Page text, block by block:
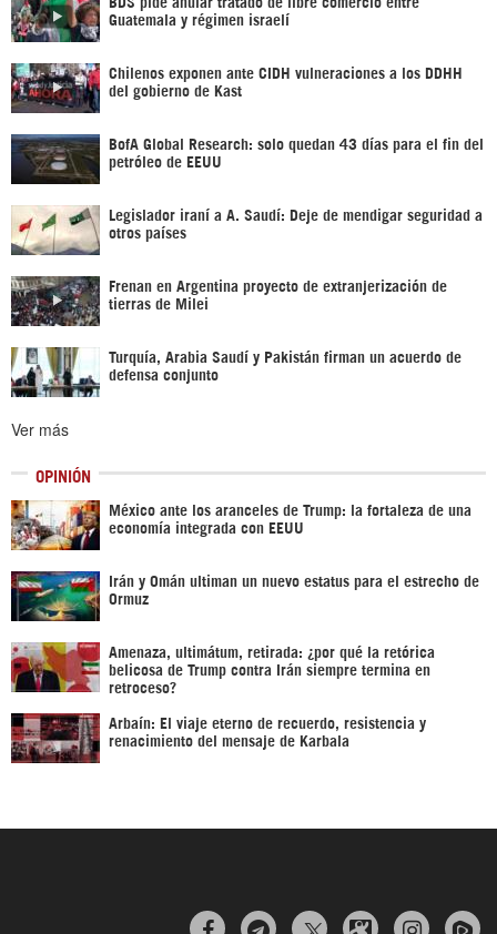
Guatemala y régimen israelí
Chilenos exponen ante CIDH vulneraciones a los DDHH
del gobierno de Kast
BofA Global Research: solo quedan 43 días para el fin del
petróleo de EEUU
Legislador iraní a A. Saudí: Deje de mendigar seguridad a
otros países
Frenan en Argentina proyecto de extranjerización de
tierras de Milei
Turquía, Arabia Saudí y Pakistán firman un acuerdo de
defensa conjunto
Ver más
OPINIÓN
México ante los aranceles de Trump: la fortaleza de una
economía integrada con EEUU
Irán y Omán ultiman un nuevo estatus para el estrecho de
Ormuz
Amenaza, ultimátum, retirada: ¿por qué la retórica
belicosa de Trump contra Irán siempre termina en
retroceso?
Arbaín: El viaje eterno de recuerdo, resistencia y
renacimiento del mensaje de Karbala